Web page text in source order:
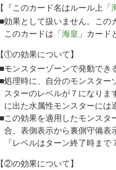
【『このカード名はルール上「
効果として扱いません。この
このカードは「海皇 」カード
【①の効果について】
モンスターゾーンで発動でき
処理時に、自分のモンスター
スターのレベルが７になりま
に出た水属性モンスターには
この効果を適用したモンス
合、表側表示から裏側守備表
『レベルはターン終了時ま
【②の効果について】